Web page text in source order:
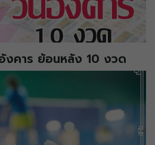
คาร ย้อนหลัง 10 งวด